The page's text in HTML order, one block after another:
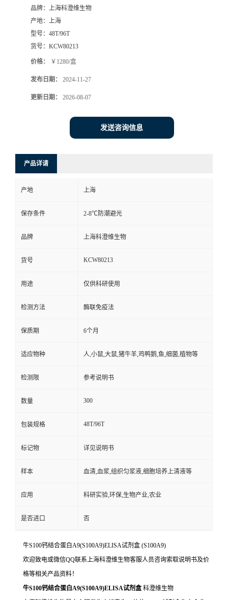
品牌：
上海科澄维生物
产地：
上海
型号： 48T/96T
货号： KCW80213
价格： ￥1280/盒
发布日期： 2024-11-27
更新日期： 2026-08-07
发送咨询信息
产品详请
产地 上海
保存条件 2-8℃防潮避光
品牌 上海科澄维生物
货号 KCW80213
用途 仅供科研使用
检测方法 酶联免疫法
保质期 6个月
适应物种 人,小鼠,大鼠,猪牛羊,鸡鸭鹅,鱼,细菌,植物等
检测限 参考说明书
数量 300
包装规格 48T/96T
标记物 详见说明书
样本 血清,血浆,组织匀浆液,细胞培养上清液等
应用 科研实验,环保,生物产业,农业
是否进口 否
牛S100钙结合蛋白A9(S100A9)ELISA试剂盒 (S100A9)
欢迎致电或微信QQ联系上海科澄维生物客服人员咨询索取说明书及价
格等相关产品资料！
牛S100钙结合蛋白A9(S100A9)ELISA试剂盒 科澄维生物